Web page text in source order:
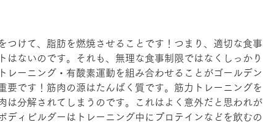
つけて、脂肪を燃焼させることです！つまり、適切な食事
はないのです。それも、無理な食事制限ではなくしっかり
レーニング・有酸素運動を組み合わせることがゴールデン
要です！筋肉の源はたんばく質です。筋力トレーニングを
は分解されてしまうのです。これはよく意外だと思われが
ディビルダーはトレーニング中にプロテインなどを飲むの